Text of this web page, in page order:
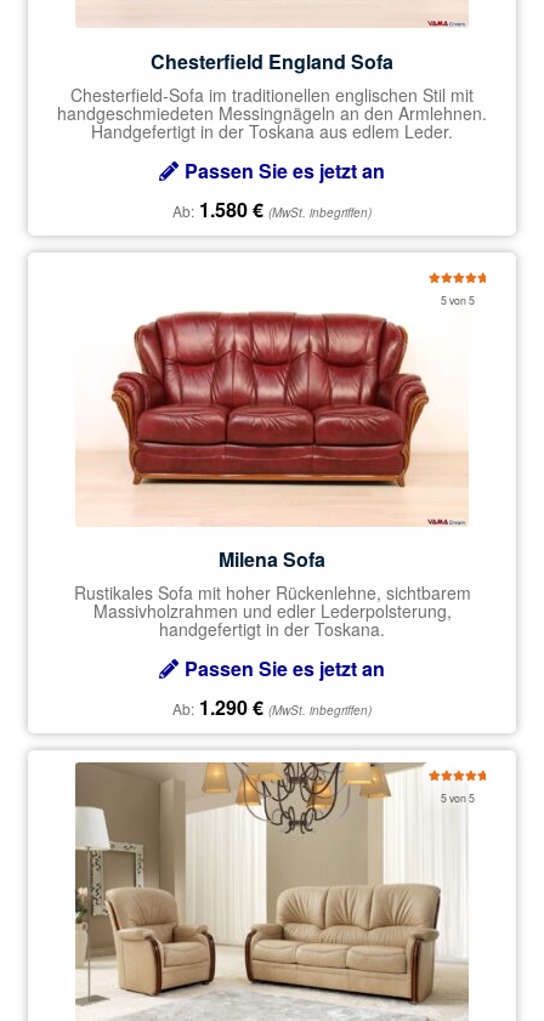
Chesterfield England Sofa
Chesterfield-Sofa im traditionellen englischen Stil mit
handgeschmiedeten Messingnägeln an den Armlehnen.
Handgefertigt in der Toskana aus edlem Leder.
Passen Sie es jetzt an
Ab: 1.580€ (MwSt. inbegriffen)
5 von 5
Milena Sofa
Rustikales Sofa mit hoher Rückenlehne, sichtbarem
Massivholzrahmen und edler Lederpolsterung,
handgefertigt in der Toskana.
Passen Sie es jetzt an
Ab: 1.290€ (MwSt. inbegriffen)
5 von 5